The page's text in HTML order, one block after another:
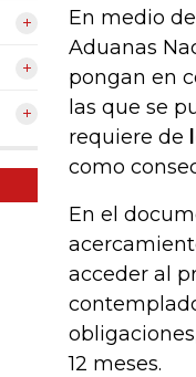
En medio
Aduanas
pongan en
las que se
requiere de
como
En el
acceder al
12 meses.